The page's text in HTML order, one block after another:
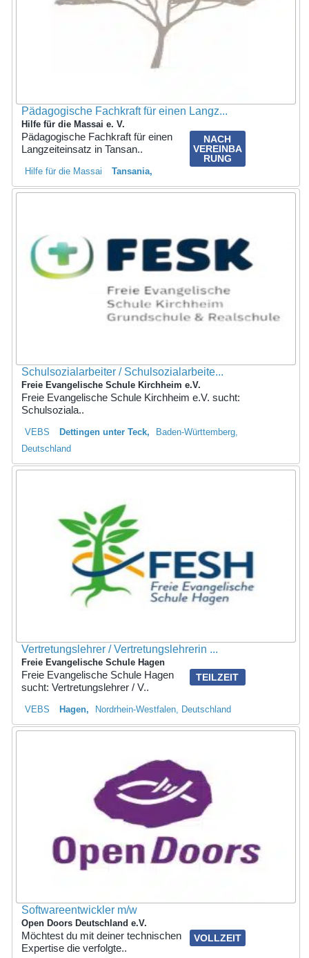
Pädagogische Fachkraft für einen Langz...
Hilfe für die Massai e. V.
NACH
VEREINBA
RUNG
Pädagogische Fachkraft für einen
Langzeiteinsatz in Tansan..
Hilfe für die Massai Tansania
Schulsozialarbeiter / Schulsozialarbeite...
Freie Evangelische Schule Kirchheim e.V.
Freie Evangelische Schule Kirchheim e.V. sucht:
Schulsoziala..
VEBS Dettingen unter Teck
Baden-Württemberg,
Deutschland
Vertretungslehrer / Vertretungslehrerin ...
Freie Evangelische Schule Hagen
TEILZEIT
Freie Evangelische Schule Hagen
sucht: Vertretungslehrer / V..
VEBS Hagen Nordrhein-Westfalen, Deutschland
Softwareentwickler m/w
Open Doors Deutschland e.V.
VOLLZEIT
Möchtest du mit deiner technischen
Expertise die verfolgte..